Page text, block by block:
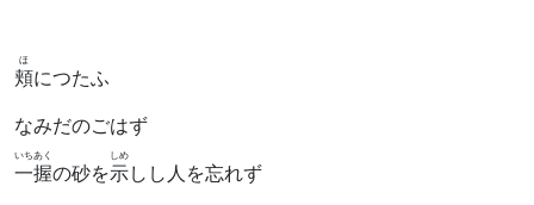
頬
ほ
につたふ
なみだのごはず
一握
いちあく
の砂を示
しめ
しし人を忘れず